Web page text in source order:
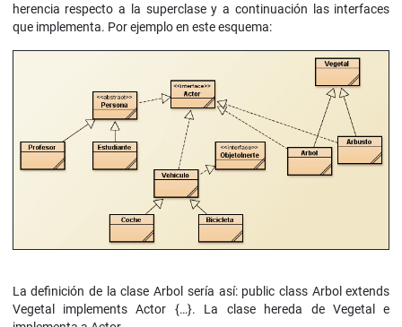
herencia respecto a la superclase y a continuación las interfaces
que implementa. Por ejemplo en este esquema:
La definición de la clase Arbol sería así: public class Arbol extends
Vegetal implements Actor {…}. La clase hereda de Vegetal e